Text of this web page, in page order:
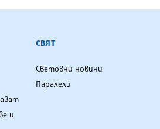
АГЕНЦИЯ
и
СВЯТ
Световни новини
Паралели